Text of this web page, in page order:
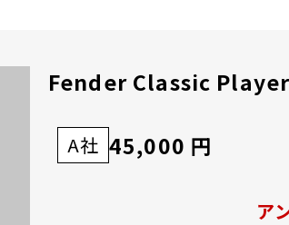
Fender Classic
A社 45,000 円
ア